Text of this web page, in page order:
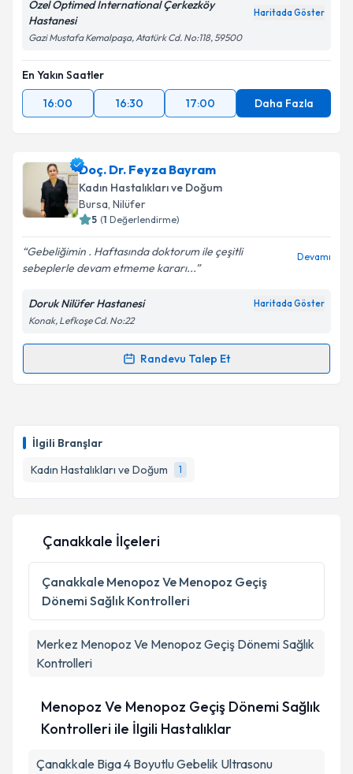
İlgili Branşlar
Kadın Hastalıkları ve Doğum
1
Takvim Talebini Gönder
Özel Optimed International Çerkezköy
Hastanesi
Haritada Göster
Gazi Mustafa Kemalpaşa, Atatürk Cd. No:118, 59500
En Yakın Saatler
16:00
16:30 17:00 Daha Fazla
Doç. Dr. Feyza Bayram
Kadın Hastalıkları ve Doğum
Bursa, Nilüfer
5 (1 Değerlendirme)
Gebeliğimin . Haftasında doktorum ile çeşitli
sebeplerle devam etmeme kararı...
Devamı
Doruk Nilüfer Hastanesi Haritada Göster
Konak, Lefkoşe Cd. No:22
Randevu Talep Et
Randevu Takvimi Talebi
takvim hazırlandığında e-posta ile bilgilendireceğiz.
Kişisel verilerimin işlenmesine ilişkinAydınlatma
Metni
'ni okudum ve kişisel verilerimin belirtilen
kapsamda işlenmesini kabul ediyorum.
Takvim Talebini Gönder
Çanakkale İlçeleri
Çanakkale Menopoz Ve Menopoz Geçiş
Dönemi Sağlık Kontrolleri
Merkez Menopoz Ve Menopoz Geçiş Dönemi Sağlık
Kontrolleri
Menopoz Ve Menopoz Geçiş Dönemi Sağlık
Kontrolleri ile İlgili Hastalıklar
Çanakkale Biga 4 Boyutlu Gebelik Ultrasonu